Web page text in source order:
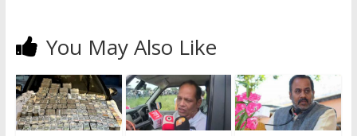
You May Also Like